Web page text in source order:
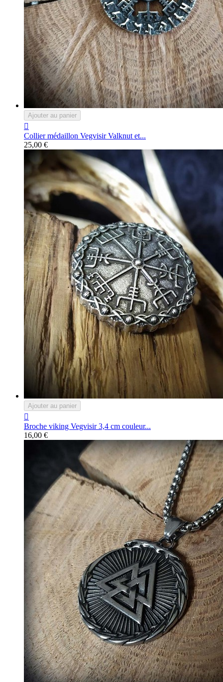
Ajouter au panier

Collier médaillon Vegvisir Valknut et...
25,00 €
Ajouter au panier

Broche viking Vegvisir 3,4 cm couleur...
16,00 €